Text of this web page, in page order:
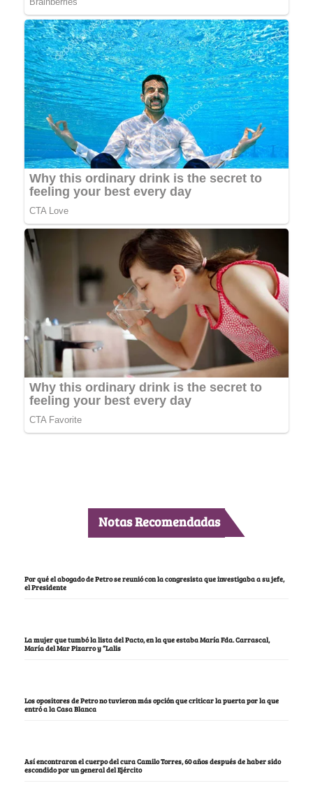
Notas Recomendadas
Por qué el abogado de Petro se reunió con la congresista que investigaba a su jefe,
el Presidente
La mujer que tumbó la lista del Pacto, en la que estaba María Fda. Carrascal,
María del Mar Pizarro y “Lalis
Los opositores de Petro no tuvieron más opción que criticar la puerta por la que
entró a la Casa Blanca
Así encontraron el cuerpo del cura Camilo Torres, 60 años después de haber sido
escondido por un general del Ejército